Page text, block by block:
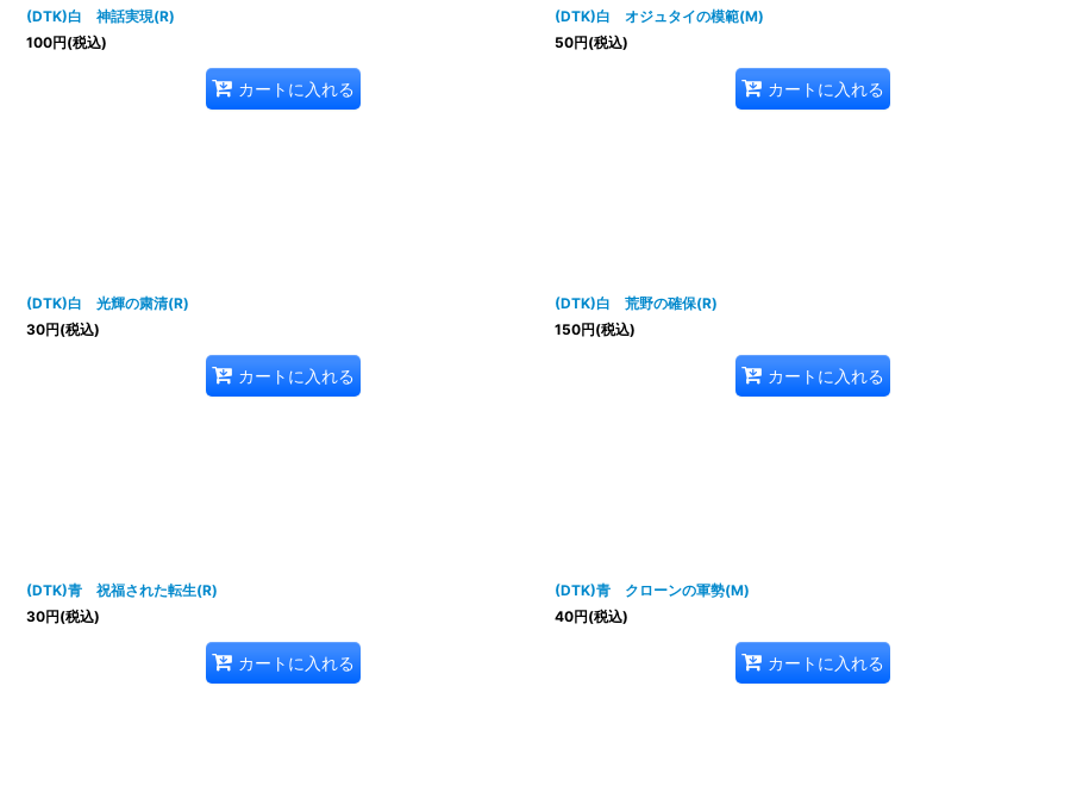
(DTK)白 神話実現(R)
100円(税込)
カートに入れる
(DTK)白 オジュタイの模範(M)
50円(税込)
カートに入れる
(DTK)白 光輝の粛清(R)
30円(税込)
カートに入れる
(DTK)白 荒野の確保(R)
150円(税込)
カートに入れる
(DTK)青 祝福された転生(R)
30円(税込)
カートに入れる
(DTK)青 クローンの軍勢(M)
40円(税込)
カートに入れる